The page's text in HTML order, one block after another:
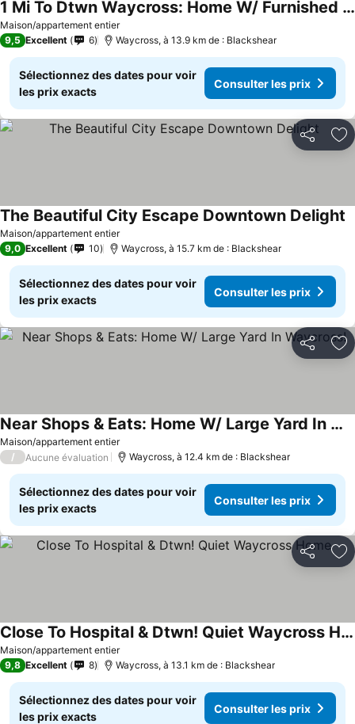
Maison/appartement entier
1 Mi To Dtwn Waycross: Home W/ Furnished Porch
9,5 Excellent 6 Waycross, à 13.9 km de : Blackshear
Sélectionnez des dates pour voir
les prix exacts
Consulter les prix
Partager
Maison/appartement entier
The Beautiful City Escape Downtown Delight
9,0 Excellent 10 Waycross, à 15.7 km de : Blackshear
Sélectionnez des dates pour voir
les prix exacts
Consulter les prix
Partager
Maison/appartement entier
Near Shops & Eats: Home W/ Large Yard In Waycross!
/ Aucune évaluation Waycross, à 12.4 km de : Blackshear
Sélectionnez des dates pour voir
les prix exacts
Consulter les prix
Partager
Maison/appartement entier
Close To Hospital & Dtwn! Quiet Waycross Home
9,8 Excellent 8 Waycross, à 13.1 km de : Blackshear
Sélectionnez des dates pour voir
les prix exacts
Consulter les prix